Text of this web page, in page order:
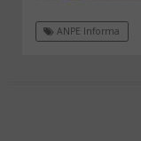
ANPE Informa